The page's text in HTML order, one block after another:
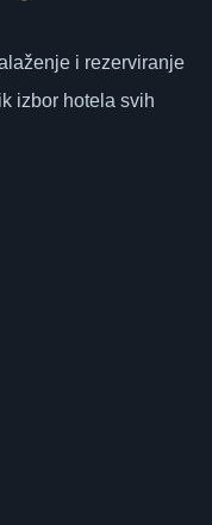
i rezerviranje
izbor hotela svih